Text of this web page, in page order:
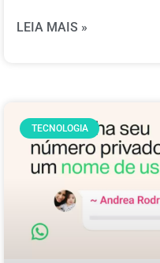
LEIA MAIS »
TECNOLOGIA